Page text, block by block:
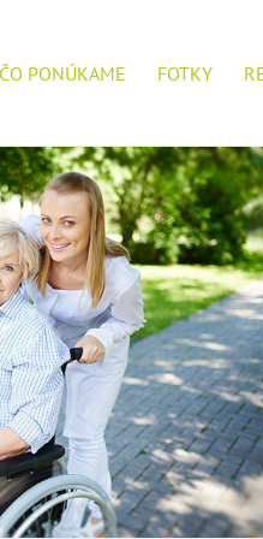
ČO PONÚKAME FOTKY
ZARIADENÍ!